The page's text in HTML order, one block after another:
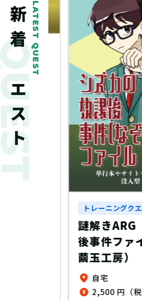
LATEST QUEST
新着クエスト
し
幸
べ
トレーニングクエスト
謎解きARG『
後事件ファイ
繭玉工房）
自宅
2,500 円（税込